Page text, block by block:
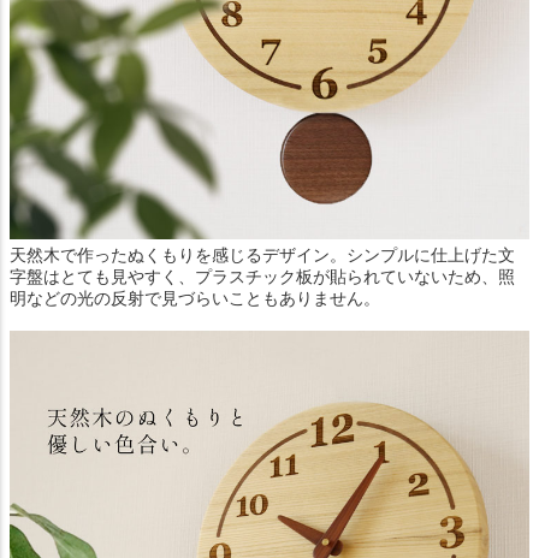
天然木で作ったぬくもりを感じるデザイン。シンプルに仕上げた文
字盤はとても見やすく、プラスチック板が貼られていないため、照
明などの光の反射で見づらいこともありません。